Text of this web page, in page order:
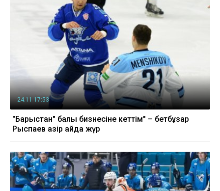
24.11 17:53
"Барыстан" балық бизнесіне кеттім" – бетбұзар
Рыспаев қазір қайда жүр